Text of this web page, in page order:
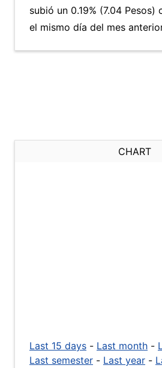
subió un 0.19% (7.04
el mismo día del mes
CHART
Last 15 days - Last month -
Last semester - Last year -